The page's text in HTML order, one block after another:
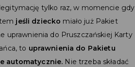
tylko raz, w momencie gdy
jeśli dziecko miało już Pakiet
uprawnienia do Pruszczańskiej Karty
to uprawnienia do Pakietu
automatycznie. Nie trzeba składać